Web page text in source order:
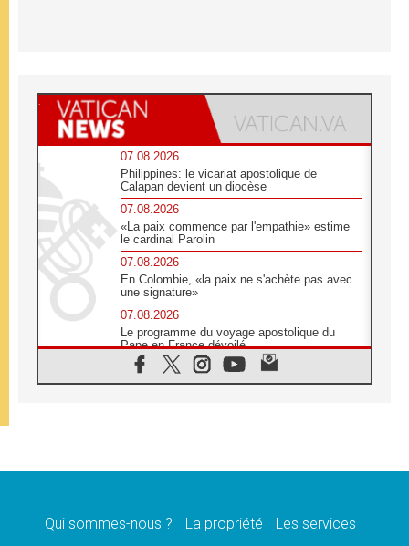
07.08.2026
Philippines: le vicariat apostolique de
Calapan devient un diocèse
07.08.2026
«La paix commence par l'empathie» estime
le cardinal Parolin
07.08.2026
En Colombie, «la paix ne s'achète pas avec
une signature»
07.08.2026
Le programme du voyage apostolique du
Pape en France dévoilé
07.08.2026
1ère Conférence continentale sur l'éducation
07.08.2026
07.08.2026
Qui sommes-nous ? La propriété Les services